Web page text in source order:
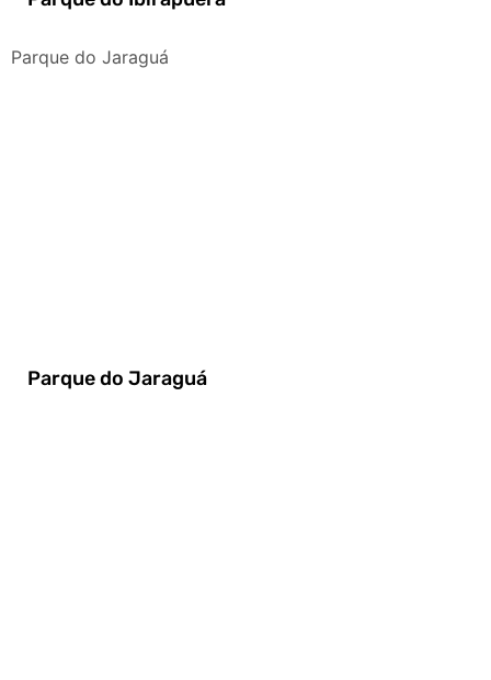
Parque do Jaraguá
Parque do Jaraguá